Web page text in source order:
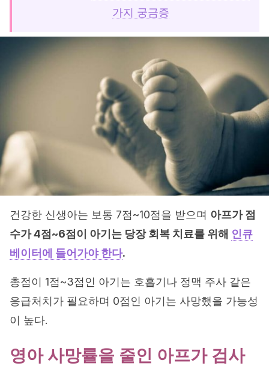
가지 궁금증
건강한 신생아는 보통 7점~10점을 받으며 아프가 점
수가 4점~6점이 아기는 당장 회복 치료를 위해 인큐
베이터에 들어가야 한다.
총점이 1점~3점인 아기는 호흡기나 정맥 주사 같은
응급처치가 필요하며 0점인 아기는 사망했을 가능성
이 높다.
영아 사망률을 줄인 아프가 검사